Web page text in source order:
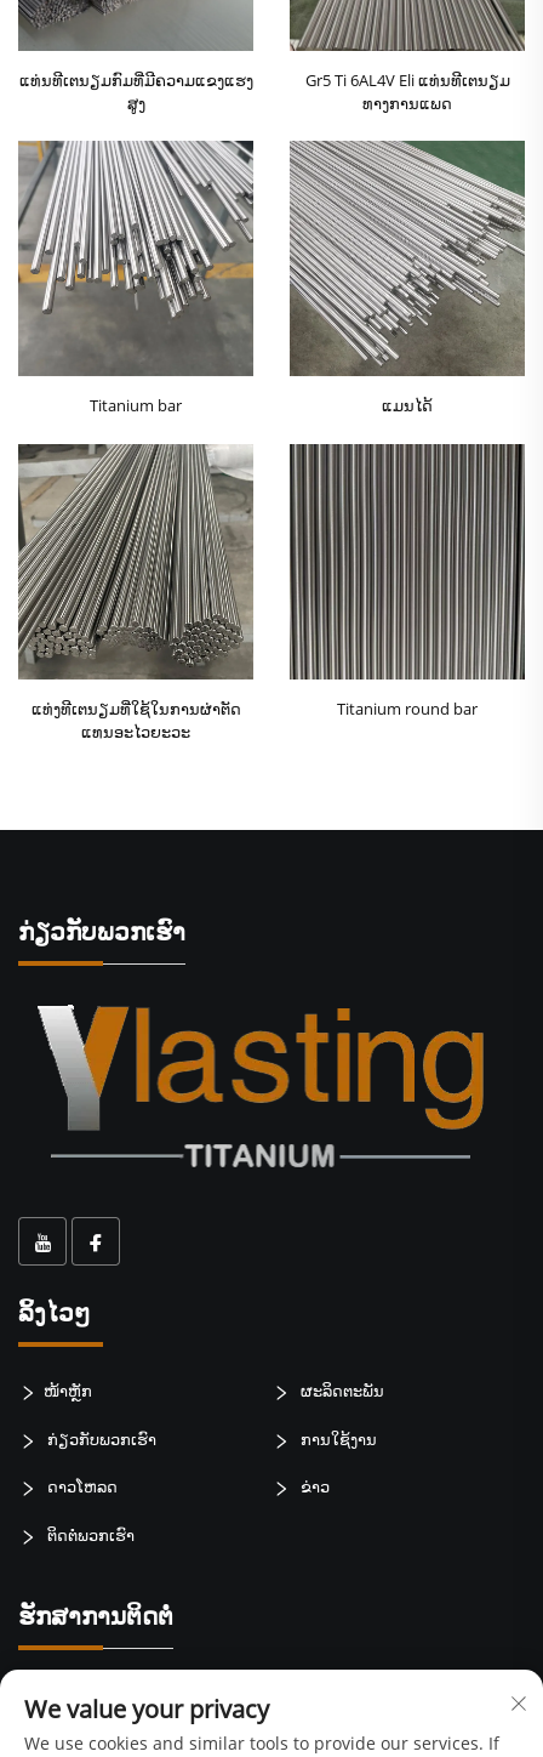
ແທ່ນທີເຕນຽມກົມທີ່ມີຄວາມແຂງແຮງ
ສູງ
Gr5 Ti 6AL4V Eli ແທ່ນທີເຕນຽມ
ທາງການແພດ
Titanium bar ແມນໄດ້
ແທ່ງທີເຕນຽມທີ່ໃຊ້ໃນການຜ່າຕັດ
ແທນອະໄວຍະວະ
Titanium round bar
ກ່ຽວກັບພວກເຮົາ
ລິ້ງໄວໆ
ໜ້າຫຼັກ ຜະລິດຕະພັນ
ກ່ຽວກັບພວກເຮົາ ການໃຊ້ງານ
ດາວໂຫລດ ຂ່າວ
ຕິດຕໍ່ພວກເຮົາ
ຮັກສາການຕິດຕໍ່
+86-15399417429
We value your privacy
We use cookies and similar tools to provide our services. If